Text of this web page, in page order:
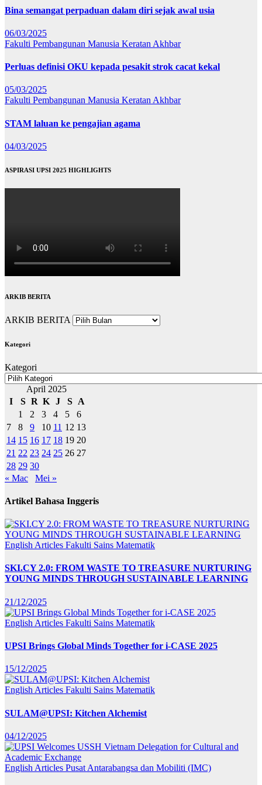
Bina semangat perpaduan dalam diri sejak awal usia
06/03/2025
Fakulti Pembangunan Manusia Keratan Akhbar
Perluas definisi OKU kepada pesakit strok cacat kekal
05/03/2025
Fakulti Pembangunan Manusia Keratan Akhbar
STAM laluan ke pengajian agama
04/03/2025
ASPIRASI UPSI 2025 HIGHLIGHTS
ARKIB BERITA
ARKIB BERITA
Kategori
Kategori
April 2025
I
S R K J S
A
1
2 3 4 5
6
7
8 9 10 11 12 13
14 15 16 17 18 19 20
21 22 23 24 25 26 27
28 29 30
« Mac
Mei »
Artikel Bahasa Inggeris
English Articles Fakulti Sains Matematik
SKI.CY 2.0: FROM WASTE TO TREASURE NURTURING
YOUNG MINDS THROUGH SUSTAINABLE LEARNING
21/12/2025
English Articles Fakulti Sains Matematik
UPSI Brings Global Minds Together for i-CASE 2025
15/12/2025
English Articles Fakulti Sains Matematik
SULAM@UPSI: Kitchen Alchemist
04/12/2025
English Articles Pusat Antarabangsa dan Mobiliti (IMC)